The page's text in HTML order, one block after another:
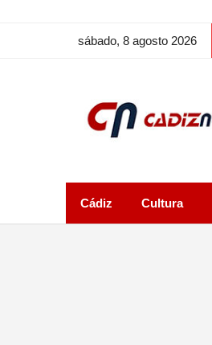
sábado, 8 agosto 2026
Cádiz Cultura